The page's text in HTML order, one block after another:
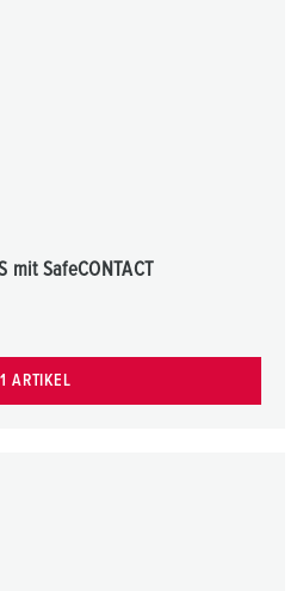
mit SafeCONTACT
1 ARTIKEL